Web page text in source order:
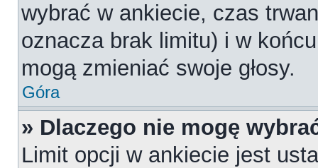
wybrać w ankiecie, czas
oznacza brak limitu) i w
mogą zmieniać swoje głosy.
Góra
» Dlaczego nie mogę
Limit opcji w ankiecie jest